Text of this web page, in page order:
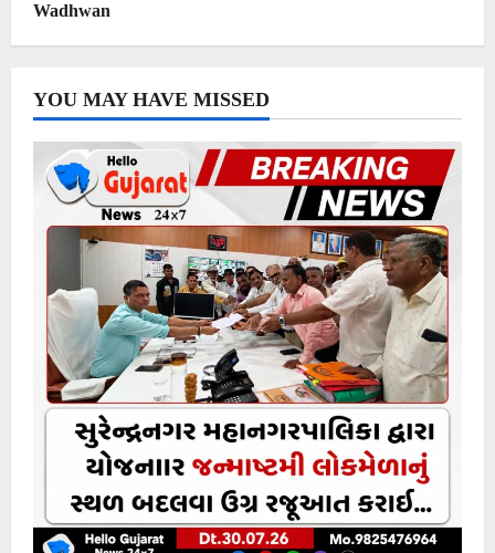
Wadhwan
YOU MAY HAVE MISSED